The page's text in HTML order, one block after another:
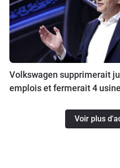
Volkswagen supprimerait
emplois et fermerait 4
Voir plus